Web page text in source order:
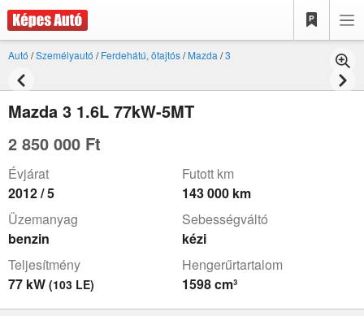
Autó /Személyautó /Ferdehátú, ötajtós/Mazda /3
Mazda 3 1.6L 77kW-5MT
2 850 000 Ft
Évjárat
2012 / 5
Futott km
143 000 km
Üzemanyag
benzin
Sebességváltó
kézi
Teljesítmény
77 kW (103 LE)
Hengerűrtartalom
1598 cm³